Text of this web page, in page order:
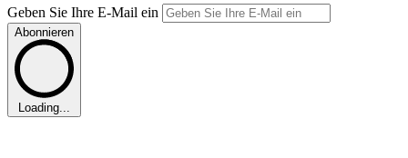
Geben Sie Ihre E-Mail ein
Abonnieren
Loading...